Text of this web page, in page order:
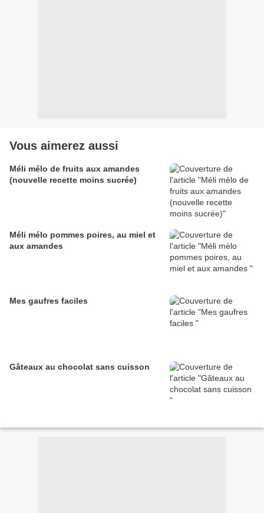
Vous aimerez aussi
Méli mélo de fruits aux amandes
(nouvelle recette moins sucrée)
Méli mélo pommes poires, au miel et
aux amandes
Mes gaufres faciles
Gâteaux au chocolat sans cuisson